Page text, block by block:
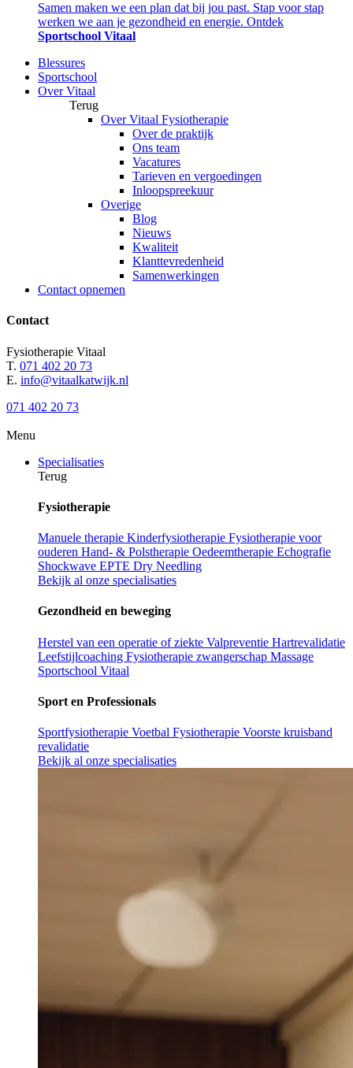
Samen maken we een plan dat bij jou past. Stap voor stap
werken we aan je gezondheid en energie. Ontdek
Sportschool Vitaal
Blessures
Sportschool
Over Vitaal
Terug
Over Vitaal Fysiotherapie
Over de praktijk
Ons team
Vacatures
Tarieven en vergoedingen
Inloopspreekuur
Overige
Blog
Nieuws
Kwaliteit
Klanttevredenheid
Samenwerkingen
Contact opnemen
Contact
Fysiotherapie Vitaal
T. 071 402 20 73
E. info@vitaalkatwijk.nl
071 402 20 73
Menu
Specialisaties
Terug
Fysiotherapie
Manuele therapie Kinderfysiotherapie Fysiotherapie voor
ouderen Hand- & Polstherapie Oedeemtherapie Echografie
Shockwave EPTE Dry Needling
Bekijk al onze specialisaties
Gezondheid en beweging
Herstel van een operatie of ziekte Valpreventie Hartrevalidatie
Leefstijlcoaching Fysiotherapie zwangerschap Massage
Sportschool Vitaal
Sport en Professionals
Sportfysiotherapie Voetbal Fysiotherapie Voorste kruisband
revalidatie
Bekijk al onze specialisaties